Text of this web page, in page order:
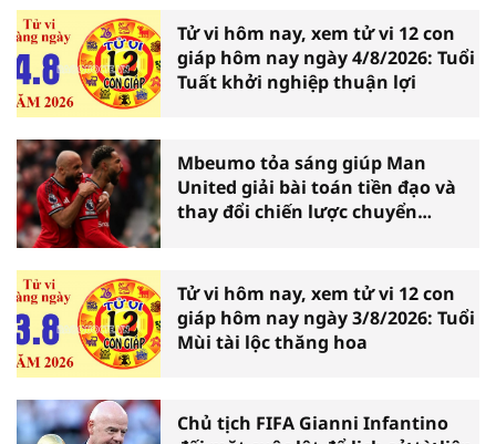
Tử vi hôm nay, xem tử vi 12 con
giáp hôm nay ngày 4/8/2026: Tuổi
Tuất khởi nghiệp thuận lợi
Mbeumo tỏa sáng giúp Man
United giải bài toán tiền đạo và
thay đổi chiến lược chuyển
Tử vi hôm nay, xem tử vi 12 con
giáp hôm nay ngày 3/8/2026: Tuổi
Mùi tài lộc thăng hoa
Chủ tịch FIFA Gianni Infantino